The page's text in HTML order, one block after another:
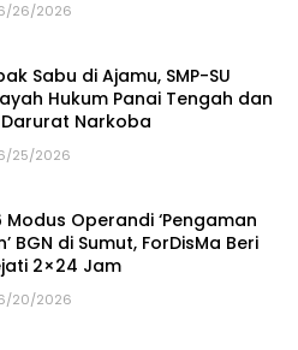
26/2026
Sabu di Ajamu, SMP-SU
Hukum Panai Tengah dan
Darurat Narkoba
25/2026
Modus Operandi ‘Pengaman
BGN di Sumut, ForDisMa Beri
2×24 Jam
20/2026